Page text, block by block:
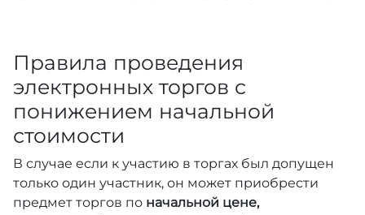
Правила проведения
электронных торгов с
понижением начальной
стоимости
В случае если к участию в торгах был допущен
только один участник, он может приобрести
предмет торгов по начальной цене,